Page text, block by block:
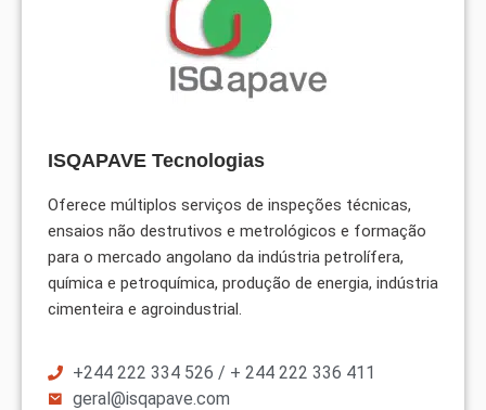
ISQAPAVE Tecnologias
Oferece múltiplos serviços de inspeções técnicas,
ensaios não destrutivos e metrológicos e formação
para o mercado angolano da indústria petrolífera,
química e petroquímica, produção de energia, indústria
cimenteira e agroindustrial.
+244 222 334 526 / + 244 222 336 411
geral@isqapave.com